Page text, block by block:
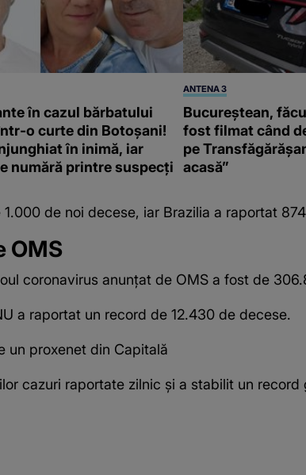
în cazul bărbatului
o curte din Botoșani!
în inimă, iar
numără printre suspecți
ANTENA 3
Bucureștean,
fost filmat când
pe
acasă”
de noi decese, iar Brazilia a raportat
OMS
coronavirus anunţat de OMS a fost de
a raportat un record de 12.430 de decese.
un proxenet din Capitală
cazuri raportate zilnic şi a stabilit un